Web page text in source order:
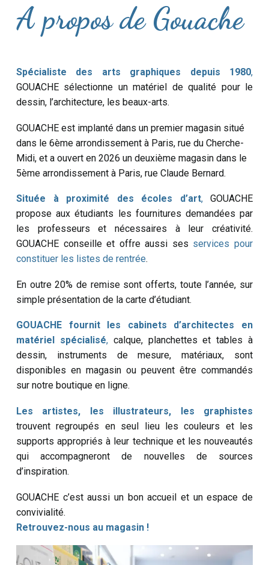
A propos de Gouache
Spécialiste des arts graphiques depuis 1980,
GOUACHE sélectionne un matériel de qualité pour le
dessin, l’architecture, les beaux-arts.
GOUACHE est implanté dans un premier magasin situé
dans le 6ème arrondissement à Paris, rue du Cherche-
Midi, et a ouvert en 2026 un deuxième magasin dans le
5ème arrondissement à Paris, rue Claude Bernard.
Située à proximité des écoles d’art,GOUACHE
propose aux étudiants les fournitures demandées par
les professeurs et nécessaires à leur créativité.
GOUACHE conseille et offre aussi ses services pour
constituer les listes de rentrée.
En outre 20% de remise sont offerts, toute l’année, sur
simple présentation de la carte d’étudiant.
GOUACHE fournit les cabinets d’architectes en
matériel spécialisé,calque, planchettes et tables à
dessin, instruments de mesure, matériaux, sont
disponibles en magasin ou peuvent être commandés
sur notre boutique en ligne.
Les artistes, les illustrateurs, les graphistes
trouvent regroupés en seul lieu les couleurs et les
supports appropriés à leur technique et les nouveautés
qui accompagneront de nouvelles de sources
d’inspiration.
GOUACHE c’est aussi un bon accueil et un espace de
convivialité.
Retrouvez-nous au magasin !